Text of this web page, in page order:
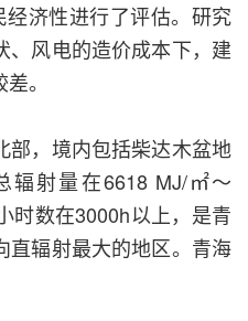
济性进行了评估。研究
、风电的造价成本下，建
。
部，境内包括柴达木盆地
辐射量在6618 MJ/㎡～
时数在3000h以上，是青
直辐射最大的地区。青海